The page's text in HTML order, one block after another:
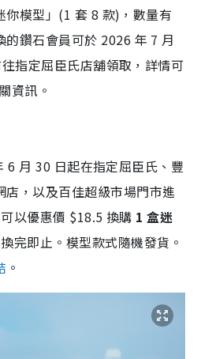
你模型」(1 套 8 款)，數量有
的鑽石會員可於 2026 年 7 月
指定屈臣氏店舖領取，詳情可
資訊。
6 月 30 日起在指定屈臣氏、豐
，以及百佳超級市場門市進
以優惠價 $18.5 換購 1 盒迷
完即止。模型款式隨機發貨。
。